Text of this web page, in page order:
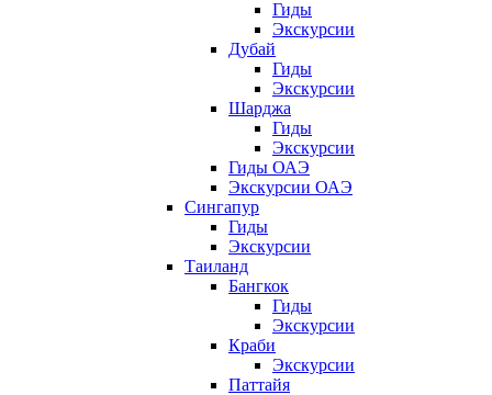
Гиды
Экскурсии
Дубай
Гиды
Экскурсии
Шарджа
Гиды
Экскурсии
Гиды ОАЭ
Экскурсии ОАЭ
Сингапур
Гиды
Экскурсии
Таиланд
Бангкок
Гиды
Экскурсии
Краби
Экскурсии
Паттайя